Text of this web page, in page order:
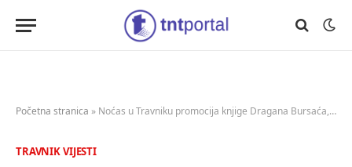
Početna stranica » Noćas u Travniku promocija knjige Dragana Bursaća, „Čekajući Dylan Doga u Srebrenici“
TRAVNIK VIJESTI